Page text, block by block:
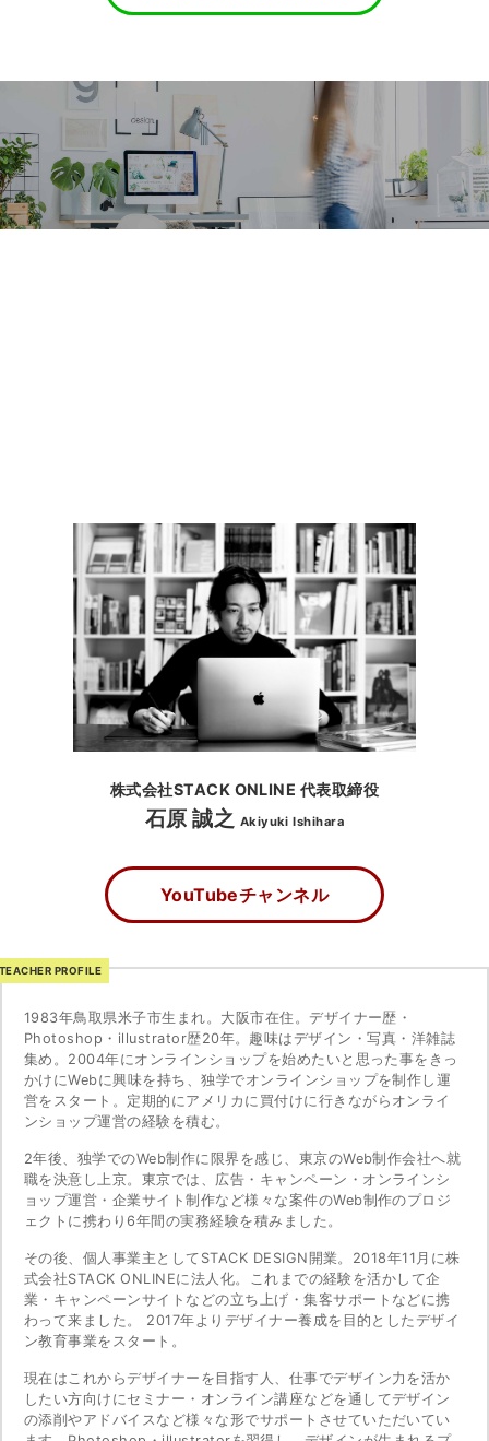
株式会社STACK ONLINE 代表取締役
石原 誠之 Akiyuki Ishihara
YouTubeチャンネル
1983年鳥取県米子市生まれ。大阪市在住。デザイナー歴・
Photoshop・illustrator歴20年。趣味はデザイン・写真・洋雑誌
集め。2004年にオンラインショップを始めたいと思った事をきっ
かけにWebに興味を持ち、独学でオンラインショップを制作し運
営をスタート。定期的にアメリカに買付けに行きながらオンライ
ンショップ運営の経験を積む。
2年後、独学でのWeb制作に限界を感じ、東京のWeb制作会社へ就
職を決意し上京。東京では、広告・キャンペーン・オンラインシ
ョップ運営・企業サイト制作など様々な案件のWeb制作のプロジ
ェクトに携わり6年間の実務経験を積みました。
その後、個人事業主としてSTACK DESIGN開業。2018年11月に株
式会社STACK ONLINEに法人化。これまでの経験を活かして企
業・キャンペーンサイトなどの立ち上げ・集客サポートなどに携
わって来ました。 2017年よりデザイナー養成を目的としたデザイ
ン教育事業をスタート。
現在はこれからデザイナーを目指す人、仕事でデザイン力を活か
したい方向けにセミナー・オンライン講座などを通してデザイン
の添削やアドバイスなど様々な形でサポートさせていただいてい
TEACHER PROFILE